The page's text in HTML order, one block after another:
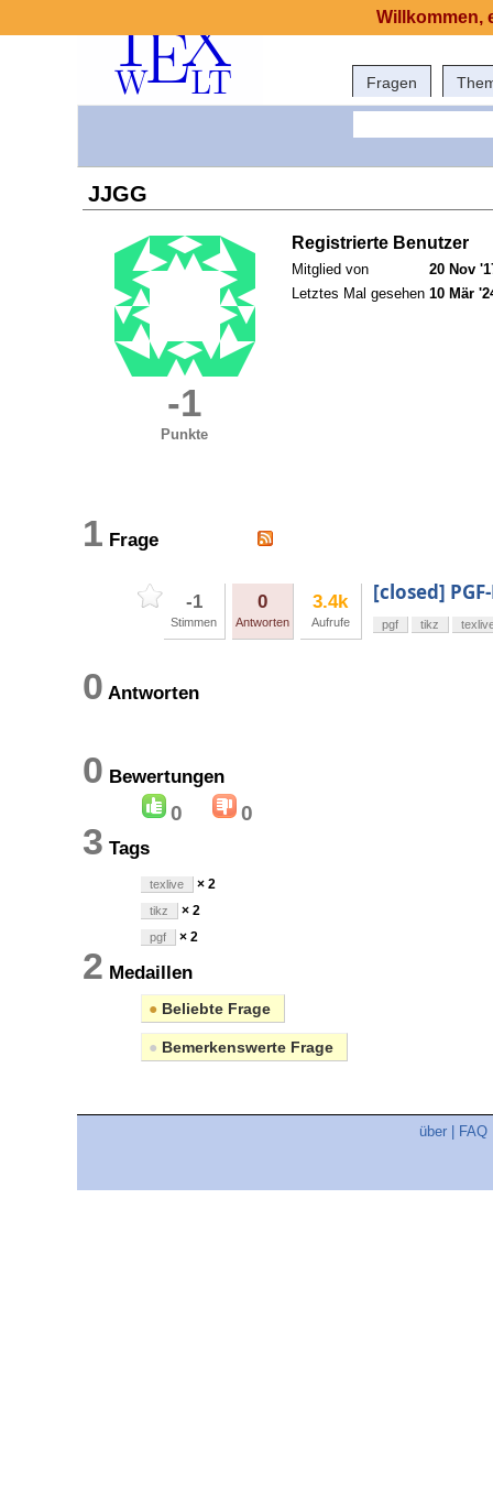
Fragen
JJGG
-1
Punkte
Registrierte Benutzer
Mitglied von
20 Nov
Letztes Mal gesehen 10 Mär
1 Frage
-1
Stimmen
0
Antworten
3.4k
Aufrufe
[closed]
pgf tikz
0 Antworten
0 Bewertungen
0 0
3 Tags
texlive × 2
tikz × 2
pgf × 2
2 Medaillen
● Beliebte Frage
● Bemerkenswerte Frage
über FAQ
Willkommen,